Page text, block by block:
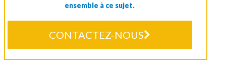
ensemble à ce sujet.
CONTACTEZ-NOUS